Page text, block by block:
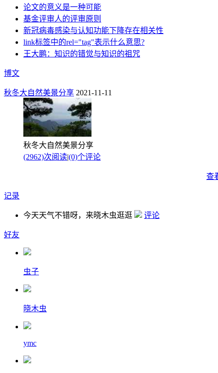
论文的意义是一种可能
基金评审人的评审原则
新冠病毒感染与认知功能下降存在相关性
link标签中的rel="tag"表示什么意思?
王大鹏：知识的错觉与知识的祖咒
博文
秋冬大自然美景分享 2021-11-11
秋冬大自然美景分享
(2962)次阅读|(0)个评论
查
记录
今天天气不错呀，来晓木虫逛逛 评论
好友
虫子
晓木虫
ymc